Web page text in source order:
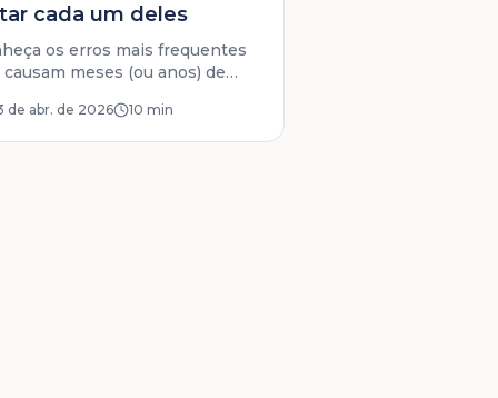
cada um deles
os erros mais frequentes
causam meses (ou anos) de
e aprenda a evitá-los com
profissional.
de abr. de 2026 10 min